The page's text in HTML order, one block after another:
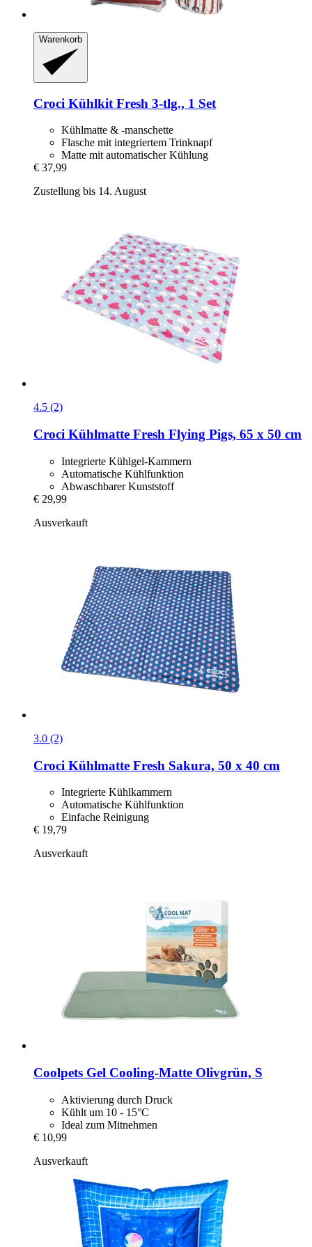
Warenkorb
Croci Kühlkit Fresh 3-​tlg., 1 Set
Kühlmatte & -manschette
Flasche mit integriertem Trinknapf
Matte mit automatischer Kühlung
€ 37,99
Zustellung bis 14. August
4.5 (2)
Croci Kühlmatte Fresh Flying Pigs, 65 x 50 cm
Integrierte Kühlgel-Kammern
Automatische Kühlfunktion
Abwaschbarer Kunststoff
€ 29,99
Ausverkauft
3.0 (2)
Croci Kühlmatte Fresh Sakura, 50 x 40 cm
Integrierte Kühlkammern
Automatische Kühlfunktion
Einfache Reinigung
€ 19,79
Ausverkauft
Coolpets Gel Cooling-​Matte Olivgrün, S
Aktivierung durch Druck
Kühlt um 10 - 15°C
Ideal zum Mitnehmen
€ 10,99
Ausverkauft